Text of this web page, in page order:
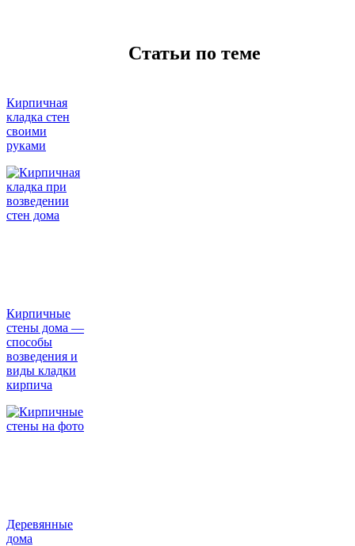
Статьи по теме
Кирпичная
кладка стен
своими
руками
Кирпичные
стены дома —
способы
возведения и
виды кладки
кирпича
Деревянные
дома